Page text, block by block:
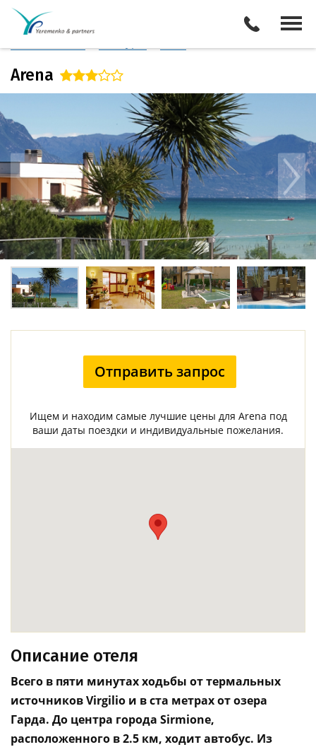
Италия
Описание отеля
Arena
Отправить запрос
Ищем и находим самые лучшие цены для Arena под
ваши даты поездки и индивидуальные пожелания.
Описание отеля
Всего в пяти минутах ходьбы от термальных
источников Virgilio и в ста метрах от озера
Гарда. До центра города Sirmione,
расположенного в 2.5 км, ходит автобус. Из